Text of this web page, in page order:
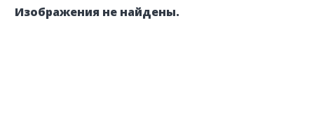
Изображения не найдены.